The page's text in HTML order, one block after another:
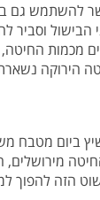
להשתמש גם
וסביר
מכמות
הירוקה
ביום מטבח
הזה להפוך